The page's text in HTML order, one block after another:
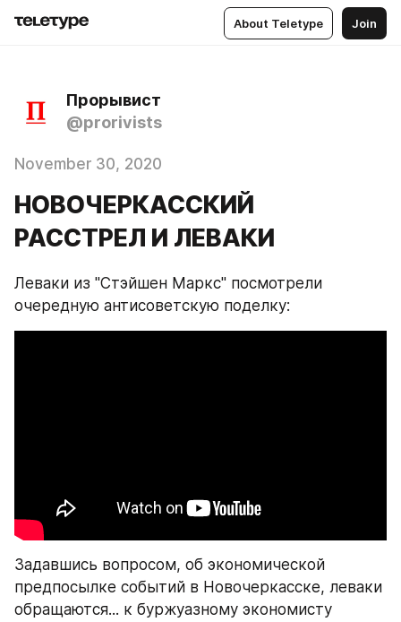
About Teletype Join
Прорывист
@prorivists
November 30, 2020
НОВОЧЕРКАССКИЙ
РАССТРЕЛ И ЛЕВАКИ
Леваки из "Стэйшен Маркс" посмотрели
очередную антисоветскую поделку:
Задавшись вопросом, об экономической
предпосылке событий в Новочеркасске, леваки
обращаются... к буржуазному экономисту